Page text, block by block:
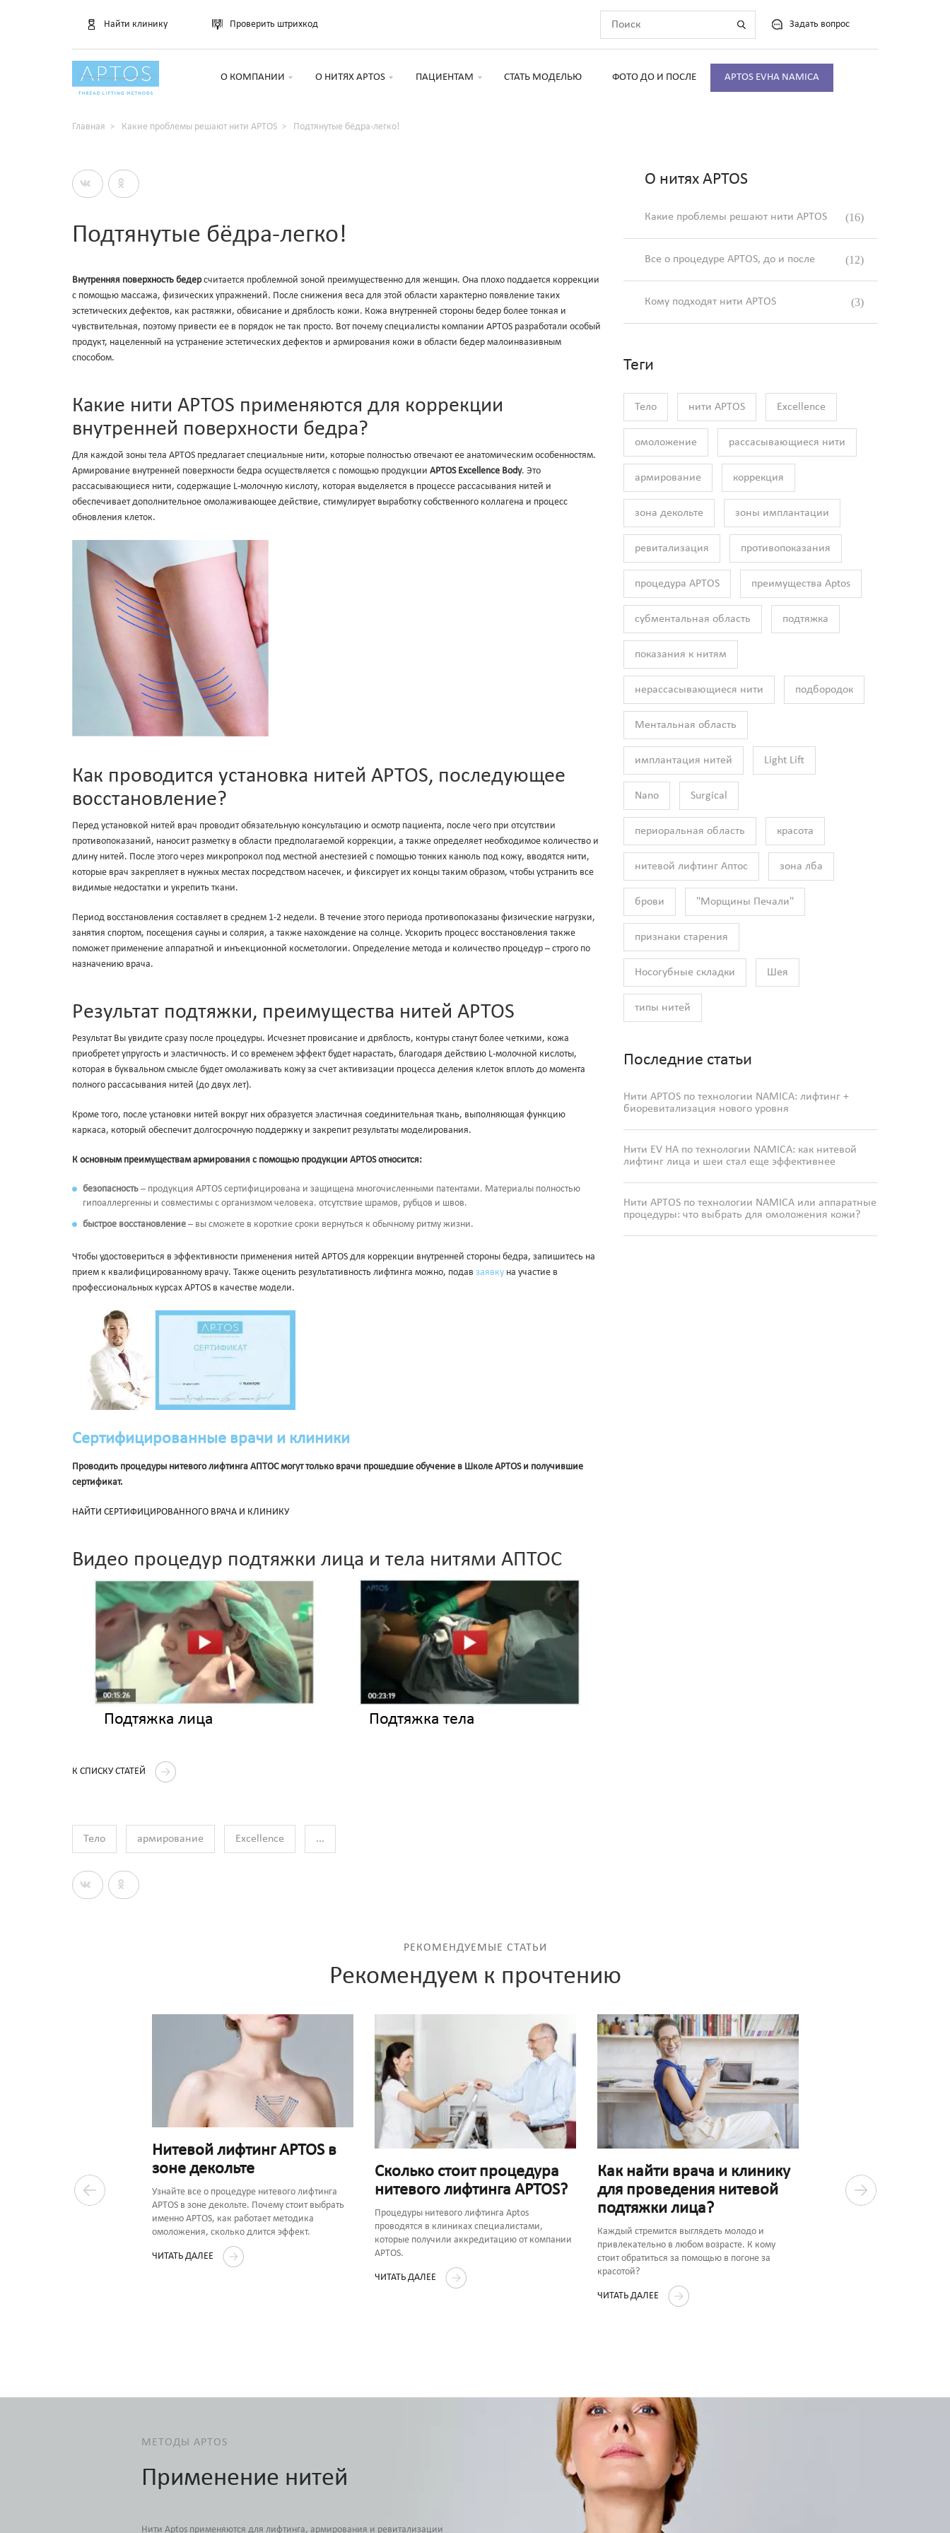
Найти клинику Проверить штрихкод Задать вопрос
О КОМПАНИИ О НИТЯХ APTOS ПАЦИЕНТАМ СТАТЬ МОДЕЛЬЮ ФОТО ДО И ПОСЛЕ APTOS EVHA NAMICA
Главная Какие проблемы решают нити APTOS Подтянутые бёдра-легко!
Подтянутые бёдра-легко!
Внутренняя поверхность бедерсчитается проблемной зоной преимущественно для женщин. Она плохо поддается коррекции
с помощью массажа, физических упражнений. После снижения веса для этой области характерно появление таких
эстетических дефектов, как растяжки, обвисание и дряблость кожи. Кожа внутренней стороны бедер более тонкая и
чувствительная, поэтому привести ее в порядок не так просто. Вот почему специалисты компании APTOS разработали особый
продукт, нацеленный на устранение эстетических дефектов и армирования кожи в области бедер малоинвазивным
способом.
Какие нити APTOS применяются для коррекции
внутренней поверхности бедра?
Для каждой зоны тела APTOS предлагает специальные нити, которые полностью отвечают ее анатомическим особенностям.
Армирование внутренней поверхности бедра осуществляется с помощью продукции APTOS Excellence Body. Это
рассасывающиеся нити, содержащие L-молочную кислоту, которая выделяется в процессе рассасывания нитей и
обеспечивает дополнительное омолаживающее действие, стимулирует выработку собственного коллагена и процесс
обновления клеток.
Как проводится установка нитей APTOS, последующее
восстановление?
Перед установкой нитей врач проводит обязательную консультацию и осмотр пациента, после чего при отсутствии
противопоказаний, наносит разметку в области предполагаемой коррекции, а также определяет необходимое количество и
длину нитей. После этого через микропрокол под местной анестезией с помощью тонких канюль под кожу, вводятся нити,
которые врач закрепляет в нужных местах посредством насечек, и фиксирует их концы таким образом, чтобы устранить все
видимые недостатки и укрепить ткани.
Период восстановления составляет в среднем 1-2 недели. В течение этого периода противопоказаны физические нагрузки,
занятия спортом, посещения сауны и солярия, а также нахождение на солнце. Ускорить процесс восстановления также
поможет применение аппаратной и инъекционной косметологии. Определение метода и количество процедур – строго по
назначению врача.
Результат подтяжки, преимущества нитей APTOS
Результат Вы увидите сразу после процедуры. Исчезнет провисание и дряблость, контуры станут более четкими, кожа
приобретет упругость и эластичность. И со временем эффект будет нарастать, благодаря действию L-молочной кислоты,
которая в буквальном смысле будет омолаживать кожу за счет активизации процесса деления клеток вплоть до момента
полного рассасывания нитей (до двух лет).
Кроме того, после установки нитей вокруг них образуется эластичная соединительная ткань, выполняющая функцию
каркаса, который обеспечит долгосрочную поддержку и закрепит результаты моделирования.
К основным преимуществам армирования с помощью продукции APTOS относится:
безопасность – продукция APTOS сертифицирована и защищена многочисленными патентами. Материалы полностью
гипоаллергенны и совместимы с организмом человека. отсутствие шрамов, рубцов и швов.
быстрое восстановление – вы сможете в короткие сроки вернуться к обычному ритму жизни.
Чтобы удостовериться в эффективности применения нитей APTOS для коррекции внутренней стороны бедра, запишитесь на
прием к квалифицированному врачу. Также оценить результативность лифтинга можно, подав заявку на участие в
профессиональных курсах APTOS в качестве модели.
Сертифицированные врачи и клиники
Проводить процедуры нитевого лифтинга АПТОС могут только врачи прошедшие обучение в Школе APTOS и получившие
сертификат.
НАЙТИ СЕРТИФИЦИРОВАННОГО ВРАЧА И КЛИНИКУ
Видео процедур подтяжки лица и тела нитями АПТОС
Подтяжка лица Подтяжка тела
К СПИСКУ СТАТЕЙ
Тело армирование Excellence ...
О нитях APTOS
Какие проблемы решают нити APTOS (16)
Все о процедуре APTOS, до и после (12)
Кому подходят нити APTOS (3)
Теги
Тело нити APTOS Excellence
омоложение рассасывающиеся нити
армирование коррекция
зона декольте зоны имплантации
ревитализация противопоказания
процедура APTOS преимущества Aptos
субментальная область подтяжка
показания к нитям
нерассасывающиеся нити подбородок
Ментальная область
имплантация нитей Light Lift
Nano Surgical
периоральная область красота
нитевой лифтинг Аптос зона лба
брови "Морщины Печали"
признаки старения
Носогубные складки Шея
типы нитей
Последние статьи
Нити APTOS по технологии NAMICA: лифтинг +
биоревитализация нового уровня
Нити EV HA по технологии NAMICA: как нитевой
лифтинг лица и шеи стал еще эффективнее
Нити APTOS по технологии NAMICA или аппаратные
процедуры: что выбрать для омоложения кожи?
РЕКОМЕНДУЕМЫЕ СТАТЬИ
Рекомендуем к прочтению
после нитей
Нитевой лифтинг APTOS в
зоне декольте
Узнайте все о процедуре нитевого лифтинга
APTOS в зоне декольте. Почему стоит выбрать
именно APTOS, как работает методика
омоложения, сколько длится эффект.
ЧИТАТЬ ДАЛЕЕ
Сколько стоит процедура
нитевого лифтинга APTOS?
Процедуры нитевого лифтинга Aptos
проводятся в клиниках специалистами,
которые получили аккредитацию от компании
APTOS.
ЧИТАТЬ ДАЛЕЕ
Как найти врача и клинику
для проведения нитевой
подтяжки лица?
Каждый стремится выглядеть молодо и
привлекательно в любом возрасте. К кому
стоит обратиться за помощью в погоне за
красотой?
ЧИТАТЬ ДАЛЕЕ
МЕТОДЫ APTOS
Применение нитей
Нити Aptos применяются для лифтинга, армирования и ревитализации